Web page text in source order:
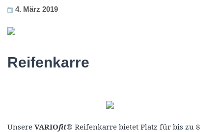
4. März 2019
Reifenkarre
Unsere VARIOfit® Reifenkarre bietet Platz für bis zu 8